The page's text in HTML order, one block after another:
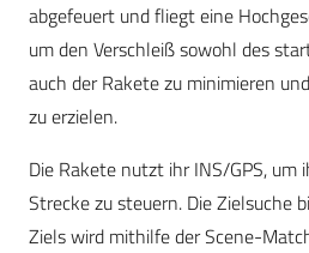
abgefeuert und fliegt eine
um den Verschleiß sowohl des
auch der Rakete zu minimieren
zu erzielen.
Die Rakete nutzt ihr INS/GPS, um
Strecke zu steuern. Die Zielsuche
Ziels wird mithilfe der Scene-